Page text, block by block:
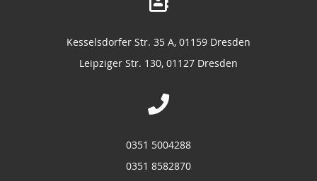
Kesselsdorfer Str. 35 A, 01159 Dresden
Leipziger Str. 130, 01127 Dresden
0351 5004288
0351 8582870